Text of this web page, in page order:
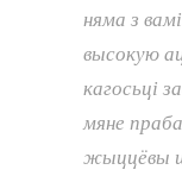
няма з
высокую
кагосьці
мяне
жыццёвы